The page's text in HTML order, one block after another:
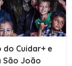
Cuidar+ e
São João